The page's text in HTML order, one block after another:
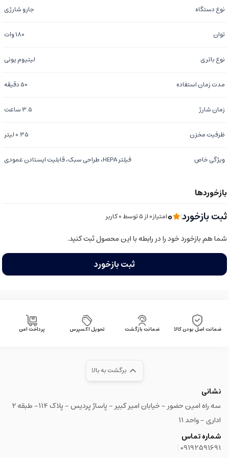
نوع دستگاه جارو شارژی
توان 180 وات
نوع باتری لیتیوم یونی
مدت زمان استفاده 50 دقیقه
زمان شارژ 3.5 ساعت
ظرفیت مخزن 0.35 لیتر
ویژگی خاص فیلتر HEPA، طراحی سبک، قابلیت ایستادن عمودی
ثبت بازخورد|
0امتیاز0 از ۵ توسط 0 کاربر
شما هم بازخورد خود را در رابطه با این محصول ثبت کنید.
ثبت بازخورد
ضمانت اصل بودن کالا ضمانت بازگشت تحویل اکسپرس پرداخت امن
برگشت به بالا
نشانی
سه راه امین حضور - خیابان امیر کبیر - پاساژ پردیس - پلاک ۱۱۴- طبقه ۲
اداری - واحد ۱۱
شماره تماس
09192591691